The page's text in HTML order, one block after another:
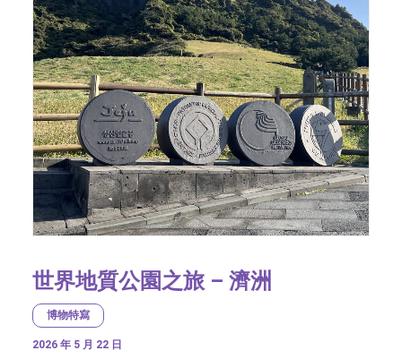
世界地質公園之旅 – 濟洲
博物特寫
2026 年 5 月 22 日